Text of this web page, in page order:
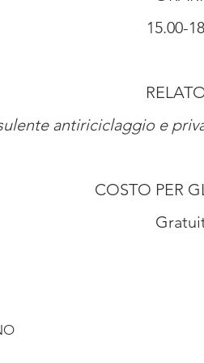
15.00-
antiriciclaggio e
COSTO PER